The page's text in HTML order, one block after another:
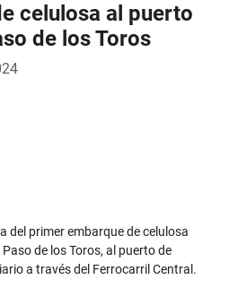
celulosa al puerto
de los Toros
del primer embarque de celulosa
de los Toros, al puerto de
a través del Ferrocarril Central.